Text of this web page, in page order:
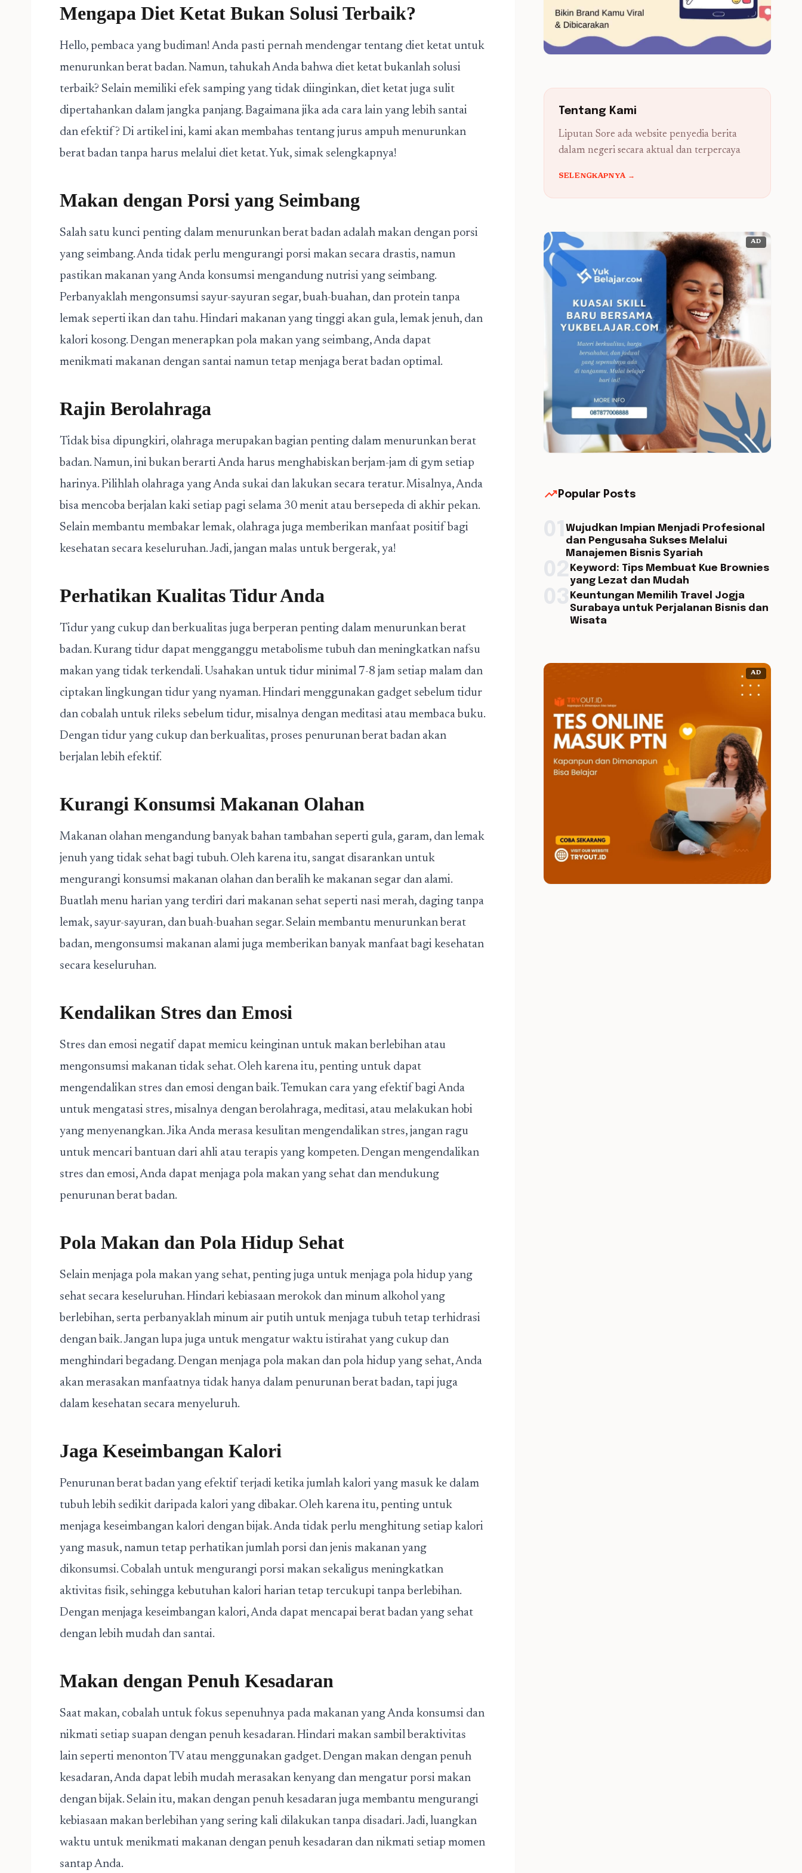
Mengapa Diet Ketat Bukan Solusi Terbaik?
Hello, pembaca yang budiman! Anda pasti pernah mendengar tentang diet ketat untuk
menurunkan berat badan. Namun, tahukah Anda bahwa diet ketat bukanlah solusi
terbaik? Selain memiliki efek samping yang tidak diinginkan, diet ketat juga sulit
dipertahankan dalam jangka panjang. Bagaimana jika ada cara lain yang lebih santai
dan efektif? Di artikel ini, kami akan membahas tentang jurus ampuh menurunkan
berat badan tanpa harus melalui diet ketat. Yuk, simak selengkapnya!
Makan dengan Porsi yang Seimbang
Salah satu kunci penting dalam menurunkan berat badan adalah makan dengan porsi
yang seimbang. Anda tidak perlu mengurangi porsi makan secara drastis, namun
pastikan makanan yang Anda konsumsi mengandung nutrisi yang seimbang.
Perbanyaklah mengonsumsi sayur-sayuran segar, buah-buahan, dan protein tanpa
lemak seperti ikan dan tahu. Hindari makanan yang tinggi akan gula, lemak jenuh, dan
kalori kosong. Dengan menerapkan pola makan yang seimbang, Anda dapat
menikmati makanan dengan santai namun tetap menjaga berat badan optimal.
Rajin Berolahraga
Tidak bisa dipungkiri, olahraga merupakan bagian penting dalam menurunkan berat
badan. Namun, ini bukan berarti Anda harus menghabiskan berjam-jam di gym setiap
harinya. Pilihlah olahraga yang Anda sukai dan lakukan secara teratur. Misalnya, Anda
bisa mencoba berjalan kaki setiap pagi selama 30 menit atau bersepeda di akhir pekan.
Selain membantu membakar lemak, olahraga juga memberikan manfaat positif bagi
kesehatan secara keseluruhan. Jadi, jangan malas untuk bergerak, ya!
Perhatikan Kualitas Tidur Anda
Tidur yang cukup dan berkualitas juga berperan penting dalam menurunkan berat
badan. Kurang tidur dapat mengganggu metabolisme tubuh dan meningkatkan nafsu
makan yang tidak terkendali. Usahakan untuk tidur minimal 7-8 jam setiap malam dan
ciptakan lingkungan tidur yang nyaman. Hindari menggunakan gadget sebelum tidur
dan cobalah untuk rileks sebelum tidur, misalnya dengan meditasi atau membaca buku.
Dengan tidur yang cukup dan berkualitas, proses penurunan berat badan akan
berjalan lebih efektif.
Kurangi Konsumsi Makanan Olahan
Makanan olahan mengandung banyak bahan tambahan seperti gula, garam, dan lemak
jenuh yang tidak sehat bagi tubuh. Oleh karena itu, sangat disarankan untuk
mengurangi konsumsi makanan olahan dan beralih ke makanan segar dan alami.
Buatlah menu harian yang terdiri dari makanan sehat seperti nasi merah, daging tanpa
lemak, sayur-sayuran, dan buah-buahan segar. Selain membantu menurunkan berat
badan, mengonsumsi makanan alami juga memberikan banyak manfaat bagi kesehatan
secara keseluruhan.
Kendalikan Stres dan Emosi
Stres dan emosi negatif dapat memicu keinginan untuk makan berlebihan atau
mengonsumsi makanan tidak sehat. Oleh karena itu, penting untuk dapat
mengendalikan stres dan emosi dengan baik. Temukan cara yang efektif bagi Anda
untuk mengatasi stres, misalnya dengan berolahraga, meditasi, atau melakukan hobi
yang menyenangkan. Jika Anda merasa kesulitan mengendalikan stres, jangan ragu
untuk mencari bantuan dari ahli atau terapis yang kompeten. Dengan mengendalikan
stres dan emosi, Anda dapat menjaga pola makan yang sehat dan mendukung
penurunan berat badan.
Pola Makan dan Pola Hidup Sehat
Selain menjaga pola makan yang sehat, penting juga untuk menjaga pola hidup yang
sehat secara keseluruhan. Hindari kebiasaan merokok dan minum alkohol yang
berlebihan, serta perbanyaklah minum air putih untuk menjaga tubuh tetap terhidrasi
dengan baik. Jangan lupa juga untuk mengatur waktu istirahat yang cukup dan
menghindari begadang. Dengan menjaga pola makan dan pola hidup yang sehat, Anda
akan merasakan manfaatnya tidak hanya dalam penurunan berat badan, tapi juga
dalam kesehatan secara menyeluruh.
Jaga Keseimbangan Kalori
Penurunan berat badan yang efektif terjadi ketika jumlah kalori yang masuk ke dalam
tubuh lebih sedikit daripada kalori yang dibakar. Oleh karena itu, penting untuk
menjaga keseimbangan kalori dengan bijak. Anda tidak perlu menghitung setiap kalori
yang masuk, namun tetap perhatikan jumlah porsi dan jenis makanan yang
dikonsumsi. Cobalah untuk mengurangi porsi makan sekaligus meningkatkan
aktivitas fisik, sehingga kebutuhan kalori harian tetap tercukupi tanpa berlebihan.
Dengan menjaga keseimbangan kalori, Anda dapat mencapai berat badan yang sehat
dengan lebih mudah dan santai.
Makan dengan Penuh Kesadaran
Saat makan, cobalah untuk fokus sepenuhnya pada makanan yang Anda konsumsi dan
nikmati setiap suapan dengan penuh kesadaran. Hindari makan sambil beraktivitas
lain seperti menonton TV atau menggunakan gadget. Dengan makan dengan penuh
kesadaran, Anda dapat lebih mudah merasakan kenyang dan mengatur porsi makan
dengan bijak. Selain itu, makan dengan penuh kesadaran juga membantu mengurangi
kebiasaan makan berlebihan yang sering kali dilakukan tanpa disadari. Jadi, luangkan
waktu untuk menikmati makanan dengan penuh kesadaran dan nikmati setiap momen
santap Anda.
Tentang Kami
Liputan Sore ada website penyedia berita
dalam negeri secara aktual dan terpercaya
SELENGKAPNYA →
AD
trending_up Popular Posts
Wujudkan Impian Menjadi Profesional
dan Pengusaha Sukses Melalui
Manajemen Bisnis Syariah
Keyword: Tips Membuat Kue Brownies
yang Lezat dan Mudah
Keuntungan Memilih Travel Jogja
Surabaya untuk Perjalanan Bisnis dan
Wisata
AD